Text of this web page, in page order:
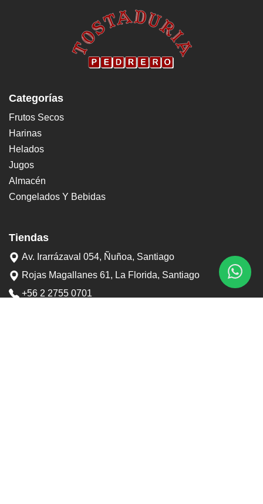
Categorías
Frutos Secos
Harinas
Helados
Jugos
Almacén
Congelados Y Bebidas
Tiendas
Av. Irarrázaval 054, Ñuñoa, Santiago
Rojas Magallanes 61, La Florida, Santiago
+56 2 2755 0701